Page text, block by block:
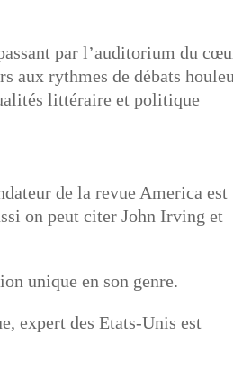
par l’auditorium du
aux rythmes de débats
littéraire et politique
de la revue America est
on peut citer John Irving et
unique en son genre.
expert des Etats-Unis est